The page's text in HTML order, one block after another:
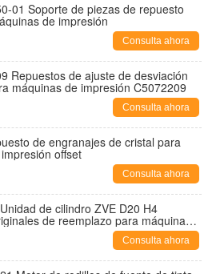
01 Soporte de piezas de repuesto
de impresión
Consulta ahora
Repuestos de ajuste de desviación
máquinas de impresión C5072209
Consulta ahora
de engranajes de cristal para
offset
Consulta ahora
de cilindro ZVE D20 H4
de reemplazo para máquinas
Consulta ahora